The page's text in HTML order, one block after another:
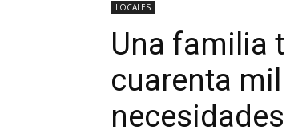
LOCALES
Una familia
cuarenta